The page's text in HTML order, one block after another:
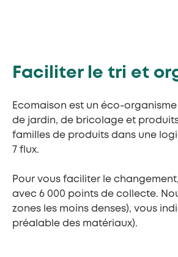
Faciliter le tri et
Ecomaison est un éco-
de jardin, de bricolage et
familles de produits dans une
7 flux.
Pour vous faciliter le
avec 6 000 points de collecte.
zones les moins denses), vous
préalable des matériaux).